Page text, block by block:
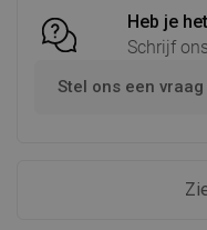
Heb je
Schrijf ons
Stel ons een vraag